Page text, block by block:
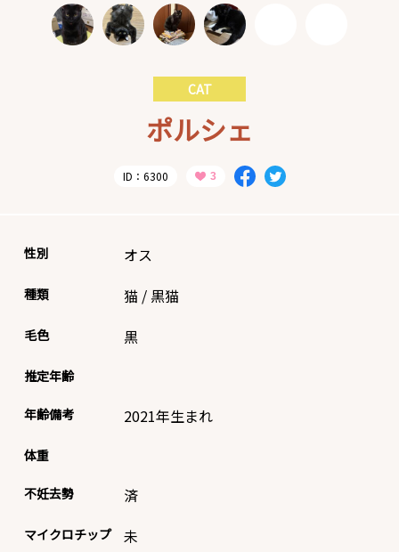
CAT
ポルシェ
ID：6300
性別 オス
種類 猫 / 黒猫
毛色 黒
推定年齢
年齢備考 2021年生まれ
体重
不妊去勢 済
マイクロチップ 未